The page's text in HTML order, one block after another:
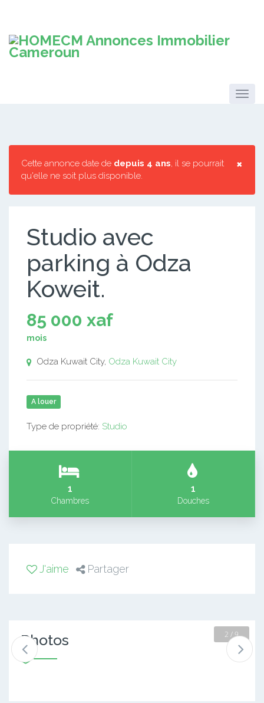
×
Cette annonce date de depuis 4 ans, il se pourrait
qu'elle ne soit plus disponible.
Studio avec
parking à Odza
Koweit.
85 000 xaf
mois
Odza Kuwait City, Odza Kuwait City
A louer
Type de propriété: Studio
1
Chambres
1
Douches
J'aime Partager
Photos 2 / 9